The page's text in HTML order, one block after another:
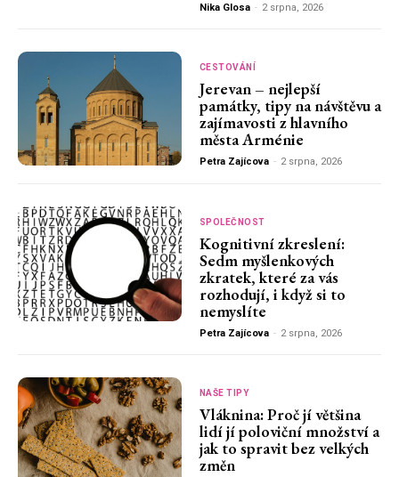
Nika Glosa - 2 srpna, 2026
CESTOVÁNÍ
Jerevan – nejlepší
památky, tipy na návštěvu a
zajímavosti z hlavního
města Arménie
Petra Zajícova - 2 srpna, 2026
SPOLEČNOST
Kognitivní zkreslení:
Sedm myšlenkových
zkratek, které za vás
rozhodují, i když si to
nemyslíte
Petra Zajícova - 2 srpna, 2026
NAŠE TIPY
Vláknina: Proč jí většina
lidí jí poloviční množství a
jak to spravit bez velkých
změn